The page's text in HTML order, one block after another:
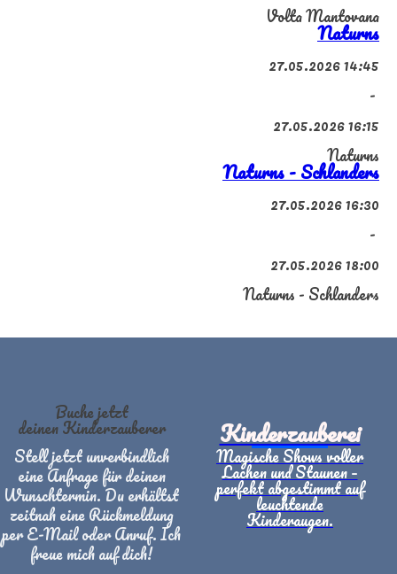
Volta Mantovana
Naturns
27.05.2026 14:45
-
27.05.2026 16:15
Naturns
Naturns - Schlanders
27.05.2026 16:30
-
27.05.2026 18:00
Naturns - Schlanders
Buche jetzt
deinen Kinderzauberer
Stell jetzt unverbindlich
eine Anfrage für deinen
Wunschtermin. Du erhältst
zeitnah eine Rückmeldung
per E-Mail oder Anruf. Ich
freue mich auf dich!
Kinderzauberei
Magische Shows voller
Lachen und Staunen –
perfekt abgestimmt auf
leuchtende
Kinderaugen.